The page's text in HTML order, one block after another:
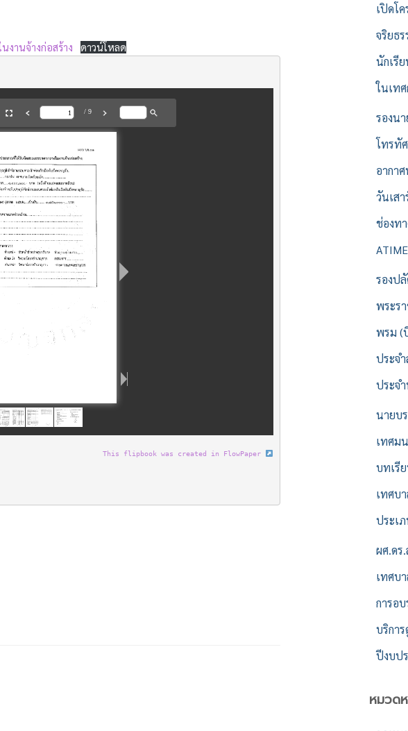
งานจ้างก่อสร้าง ดาวน์โหลด
This flipbook was created in FlowPaper
เปิดโ
จริยธ
นักเรี
ในเท
รองน
โทรทั
อากา
วันเส
ช่องท
รองป
พระร
พรม (
ประจ
ประจ
นายบ
เทศม
บทเรี
เทศบ
ประเ
ผศ.ดร
เทศบ
การอบ
บริกา
ปีงบป
หมวด